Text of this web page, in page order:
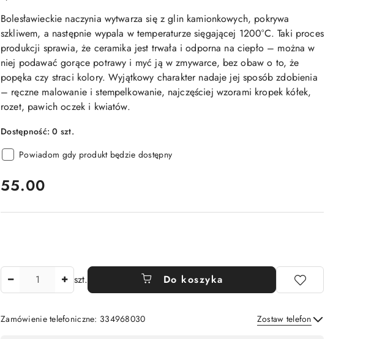
Bolesławieckie naczynia wytwarza się z glin kamionkowych, pokrywa
szkliwem, a następnie wypala w temperaturze sięgającej 1200°C. Taki proces
produkcji sprawia, że ceramika jest trwała i odporna na ciepło – można w
niej podawać gorące potrawy i myć ją w zmywarce, bez obaw o to, że
popęka czy straci kolory. Wyjątkowy charakter nadaje jej sposób zdobienia
– ręczne malowanie i stempelkowanie, najczęściej wzorami kropek kółek,
rozet, pawich oczek i kwiatów.
Dostępność:0 szt.
Powiadom gdy produkt będzie dostępny
cena:
55.00
szt. Do koszyka
Zamówienie telefoniczne: 334968030 Zostaw telefon